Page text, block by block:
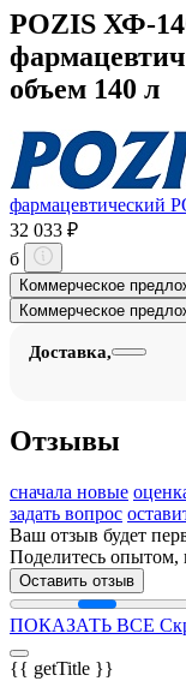
POZIS ХФ-
объем 140 л
фармацевтический
32 033 ₽
б
Коммерческое
Коммерческое
Доставка,
Отзывы
сначала новые
задать вопрос
Ваш отзыв будет
Поделитесь опытом,
Оставить отзыв
ПОКАЗАТЬ ВСЕ
{{ getTitle }}